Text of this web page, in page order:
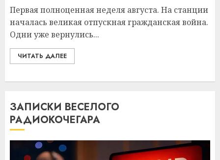
Первая полноценная неделя августа. На станции
началась великая отпускная гражданская война.
Одни уже вернулись...
ЧИТАТЬ ДАЛЕЕ
ЗАПИСКИ ВЕСЕЛОГО
РАДИОКОЧЕГАРА